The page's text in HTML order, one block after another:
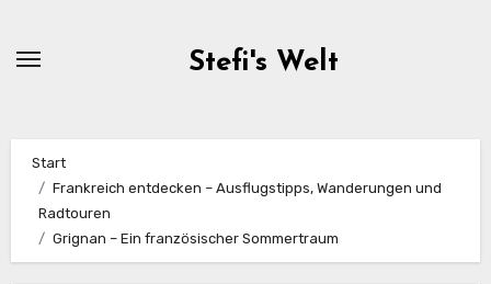
Stefi's Welt
Start
Frankreich entdecken – Ausflugstipps, Wanderungen und
Radtouren
Grignan – Ein französischer Sommertraum